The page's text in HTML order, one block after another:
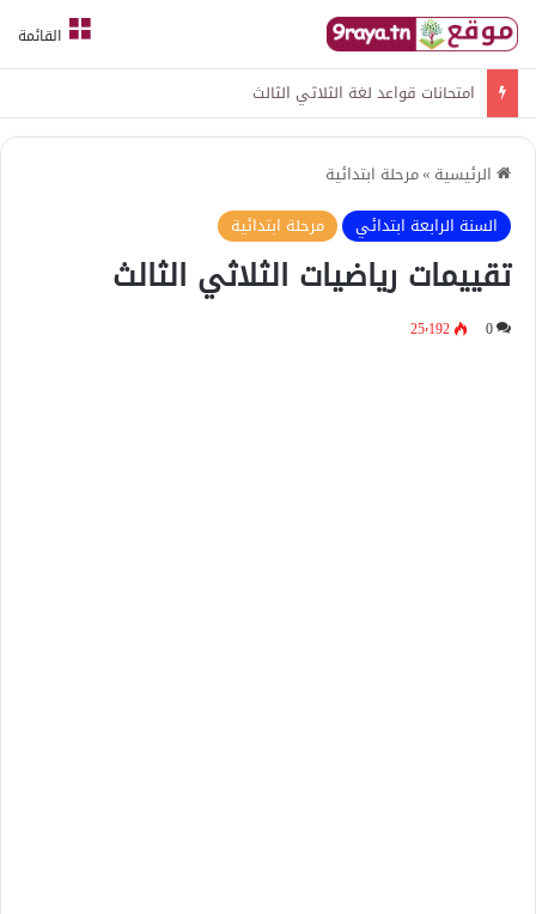
القائمة
امتحانات قواعد لغة الثلاثي الثالث
الرئيسية »مرحلة ابتدائية
السنة الرابعة ابتدائي
مرحلة ابتدائية
تقييمات رياضيات الثلاثي الثالث
0 25٬192